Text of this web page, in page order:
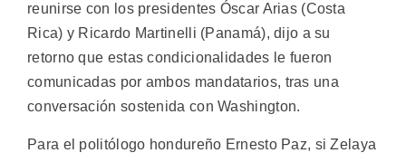
reunirse con los presidentes Óscar Arias (Costa
Rica) y Ricardo Martinelli (Panamá), dijo a su
retorno que estas condicionalidades le fueron
comunicadas por ambos mandatarios, tras una
conversación sostenida con Washington.
Para el politólogo hondureño Ernesto Paz, si Zelaya